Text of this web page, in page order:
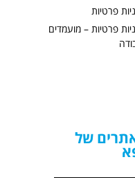
פרטיות
פרטיות – מועמדים
של